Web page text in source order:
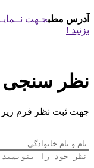
آدرس مطبجـهت
بزنید !
نظر سنجی
جهت ثبت نظر فرم زیر